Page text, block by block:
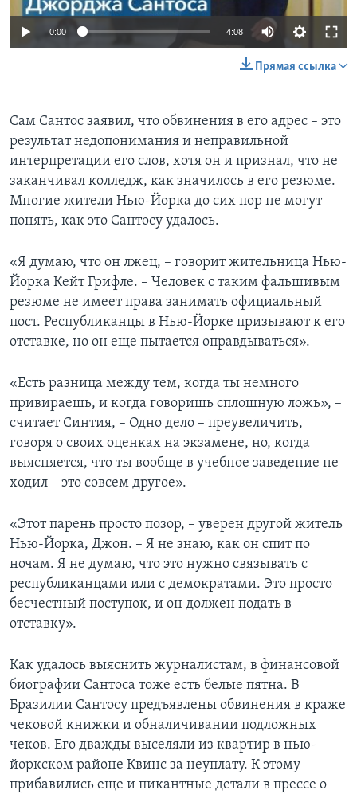
0:00 4:08
Прямая ссылка
Сам Сантос заявил, что обвинения в его адрес – это
результат недопонимания и неправильной
интерпретации его слов, хотя он и признал, что не
заканчивал колледж, как значилось в его резюме.
Многие жители Нью-Йорка до сих пор не могут
понять, как это Сантосу удалось.
«Я думаю, что он лжец, – говорит жительница Нью-
Йорка Кейт Грифле. – Человек с таким фальшивым
резюме не имеет права занимать официальный
пост. Республиканцы в Нью-Йорке призывают к его
отставке, но он еще пытается оправдываться».
«Есть разница между тем, когда ты немного
привираешь, и когда говоришь сплошную ложь», –
считает Синтия, – Одно дело – преувеличить,
говоря о своих оценках на экзамене, но, когда
выясняется, что ты вообще в учебное заведение не
ходил – это совсем другое».
«Этот парень просто позор, – уверен другой житель
Нью-Йорка, Джон. – Я не знаю, как он спит по
ночам. Я не думаю, что это нужно связывать с
республиканцами или с демократами. Это просто
бесчестный поступок, и он должен подать в
отставку».
Как удалось выяснить журналистам, в финансовой
биографии Сантоса тоже есть белые пятна. В
Бразилии Сантосу предъявлены обвинения в краже
чековой книжки и обналичивании подложных
чеков. Его дважды выселяли из квартир в нью-
йоркском районе Квинс за неуплату. К этому
прибавились еще и пикантные детали в прессе о